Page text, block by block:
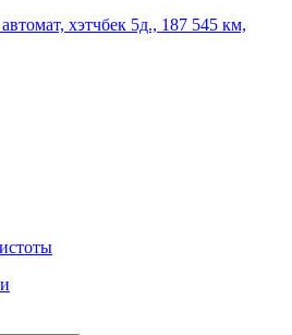
хэтчбек 5д., 187 545 км,